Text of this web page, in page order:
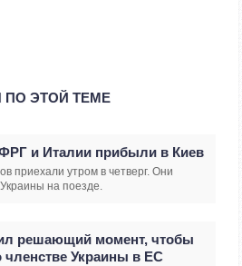
ПО ЭТОЙ ТЕМЕ
и Италии прибыли в Киев
приехали утром в четверг. Они
на поезде.
решающий момент, чтобы
членстве Украины в ЕС